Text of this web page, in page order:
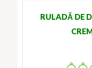
RULADĂ DE